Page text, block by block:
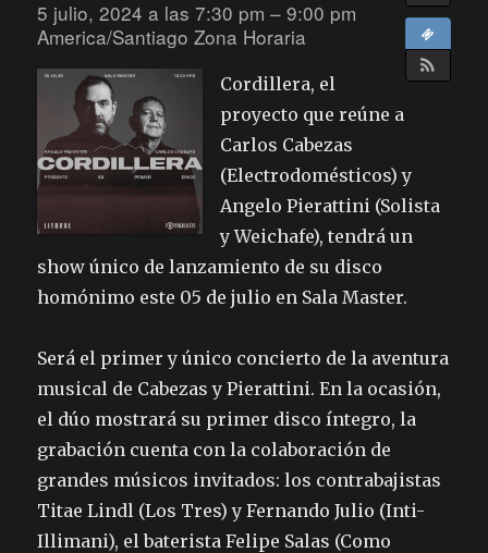
5 julio, 2024 a las 7:30 pm – 9:00 pm
America/Santiago Zona Horaria
Cordillera, el
proyecto que reúne a
Carlos Cabezas
(Electrodomésticos) y
Angelo Pierattini (Solista
y Weichafe), tendrá un
show único de lanzamiento de su disco
homónimo este 05 de julio en Sala Master.
Será el primer y único concierto de la aventura
musical de Cabezas y Pierattini. En la ocasión,
el dúo mostrará su primer disco íntegro, la
grabación cuenta con la colaboración de
grandes músicos invitados: los contrabajistas
Titae Lindl (Los Tres) y Fernando Julio (Inti-
Illimani), el baterista Felipe Salas (Como